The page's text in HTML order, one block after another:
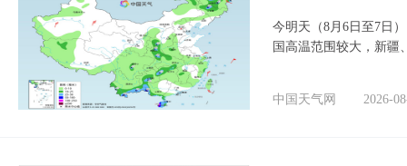
今明天（8月6日至7日
国高温范围较大，新疆
中国天气网 2026-